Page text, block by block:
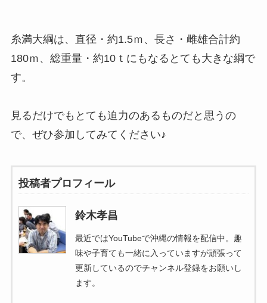
糸満大綱は、直径・約1.5ｍ、長さ・雌雄合計約
180ｍ、総重量・約10ｔにもなるとても大きな綱で
す。
見るだけでもとても迫力のあるものだと思うの
で、ぜひ参加してみてください♪
投稿者プロフィール
鈴木孝昌
最近ではYouTubeで沖縄の情報を配信中。趣
味や子育ても一緒に入っていますが頑張って
更新しているのでチャンネル登録をお願いし
ます。